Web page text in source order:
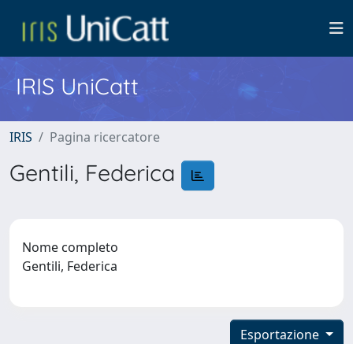
IRIS UniCatt
IRIS Pagina ricercatore
Gentili, Federica
Nome completo
Gentili, Federica
Esportazione